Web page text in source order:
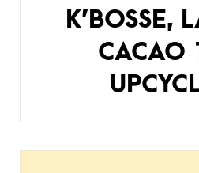
K’BOSSE,
CACAO